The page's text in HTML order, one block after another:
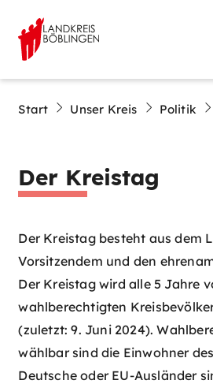
Start Unser Kreis Politik
Der Kreistag
Der Kreistag besteht aus dem
Vorsitzendem und den
Der Kreistag wird alle 5 Jahre
wahlberechtigten
(zuletzt: 9. Juni 2024).
wählbar sind die Einwohner
Deutsche oder EU-Ausländer